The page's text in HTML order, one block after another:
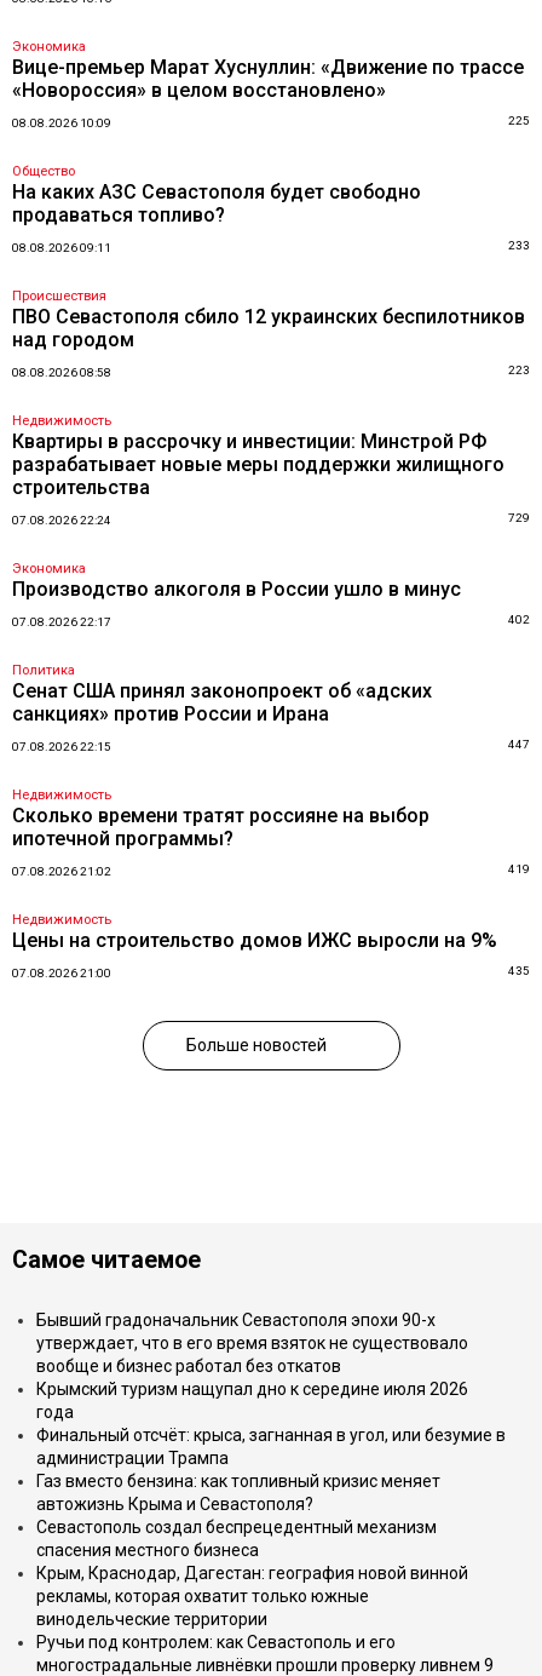
Экономика
Вице-премьер Марат Хуснуллин: «Движение по трассе
«Новороссия» в целом восстановлено»
08.08.2026 10:09 225
Общество
На каких АЗС Севастополя будет свободно
продаваться топливо?
08.08.2026 09:11 233
Происшествия
ПВО Севастополя сбило 12 украинских беспилотников
над городом
08.08.2026 08:58 223
Недвижимость
Квартиры в рассрочку и инвестиции: Минстрой РФ
разрабатывает новые меры поддержки жилищного
строительства
07.08.2026 22:24 729
Экономика
Производство алкоголя в России ушло в минус
07.08.2026 22:17 402
Политика
Сенат США принял законопроект об «адских
санкциях» против России и Ирана
07.08.2026 22:15 447
Недвижимость
Сколько времени тратят россияне на выбор
ипотечной программы?
07.08.2026 21:02 419
Недвижимость
Цены на строительство домов ИЖС выросли на 9%
07.08.2026 21:00 435
Больше новостей
Самое читаемое
Бывший градоначальник Севастополя эпохи 90-х
утверждает, что в его время взяток не существовало
вообще и бизнес работал без откатов
Крымский туризм нащупал дно к середине июля 2026
года
Финальный отсчёт: крыса, загнанная в угол, или безумие в
администрации Трампа
Газ вместо бензина: как топливный кризис меняет
автожизнь Крыма и Севастополя?
Севастополь создал беспрецедентный механизм
спасения местного бизнеса
Крым, Краснодар, Дагестан: география новой винной
рекламы, которая охватит только южные
винодельческие территории
Ручьи под контролем: как Севастополь и его
многострадальные ливнёвки прошли проверку ливнем 9